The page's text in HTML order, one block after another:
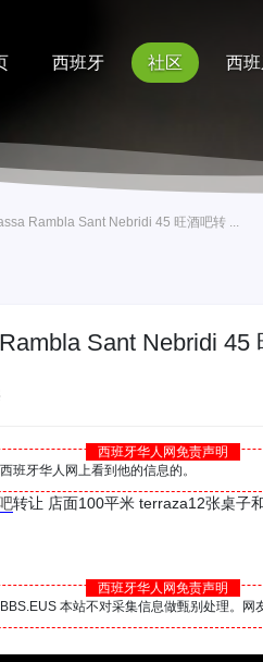
西班牙 社区 西
Rambla Sant Nebridi 45 旺酒吧转 ...
Sant Nebridi 45
西班牙华人网免责声明
班牙华人网上看到他的信息的。
转让 店面100平米 terraza12张桌子
西班牙华人网免责声明
本站不对采集信息做甄别处理。网